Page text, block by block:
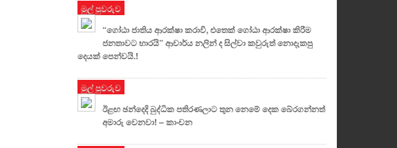
මුල් පුවරුව
“ගෝඨා ජාතිය ආරක්ෂා කරාවි, එතෙක් ගෝඨා ආරක්ෂා කිරීම
ජනතාවට භාරයි” ආචාර්ය නලින් ද සිල්වා කවුරුත් නොදැකපු
දෙයක් පෙන්වයි.!
මුල් පුවරුව
ඊළඟ ඡන්දෙදි බුද්ධික පතිරණලාට තුන නෙමේ දෙක බේරගන්නත්
අමාරු වෙනවා! – කාංචන